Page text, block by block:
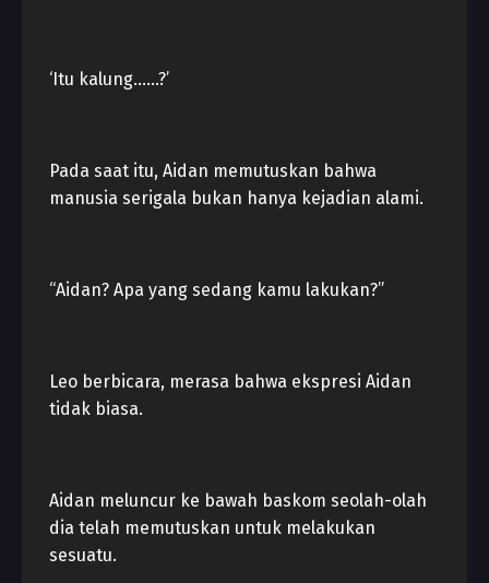
‘Itu kalung……?’
Pada saat itu, Aidan memutuskan bahwa
manusia serigala bukan hanya kejadian alami.
“Aidan? Apa yang sedang kamu lakukan?”
Leo berbicara, merasa bahwa ekspresi Aidan
tidak biasa.
Aidan meluncur ke bawah baskom seolah-olah
dia telah memutuskan untuk melakukan
sesuatu.